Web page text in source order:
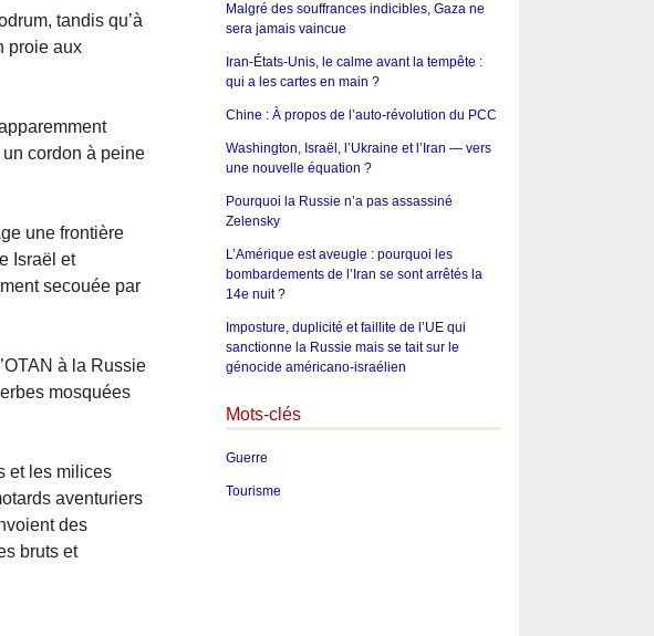
tandis qu’à
proie aux
cordon à peine
une frontière
Israël et
secouée par
à la Russie
mosquées
et les milices
aventuriers
des
bruts et
Malgré des souffrances indicibles, Gaza ne
sera jamais vaincue
Iran-États-Unis, le calme avant la tempête :
qui a les cartes en main ?
Chine : À propos de l’auto-révolution du PCC
Washington, Israël, l’Ukraine et l’Iran — vers
une nouvelle équation ?
Pourquoi la Russie n’a pas assassiné
Zelensky
L’Amérique est aveugle : pourquoi les
bombardements de l’Iran se sont arrêtés la
14e nuit ?
Imposture, duplicité et faillite de l’UE qui
sanctionne la Russie mais se tait sur le
génocide américano-israélien
Mots-clés
Guerre
Tourisme